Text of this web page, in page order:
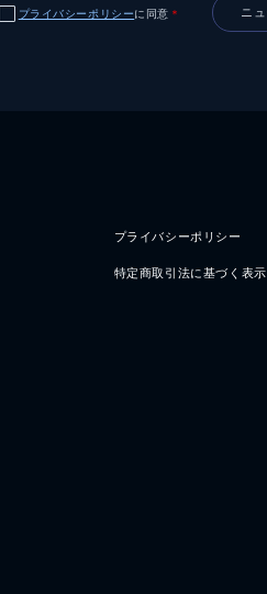
プライバシーポリシーに同意 ＊
プライバシーポリシー
特定商取引法に基づく表示